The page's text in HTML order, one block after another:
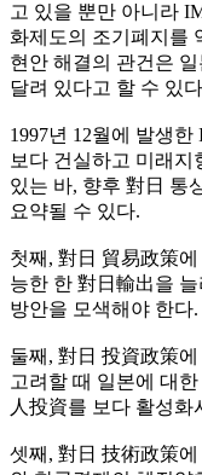
고 있을 뿐만 아니라
화제도의 조기폐지를
현안 해결의 관건은
달려 있다고 할 수 있
1997년 12월에 발생
보다 건실하고 미래
있는 바, 향후 對日 통
요약될 수 있다.
첫째, 對日 貿易政策
능한 한 對日輸出을
방안을 모색해야 한다.
둘째, 對日 投資政策
고려할 때 일본에 대
人投資를 보다 활성
셋째, 對日 技術政策